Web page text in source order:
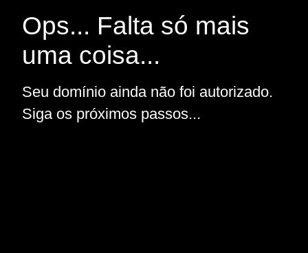
Ops... Falta só mais
uma coisa...
Seu domínio ainda não foi autorizado.
Siga os próximos passos...